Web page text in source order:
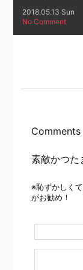
2018.05.13 Sun
No Comment
Comments
素敵かつた
※恥ずかしく
がお勧め！